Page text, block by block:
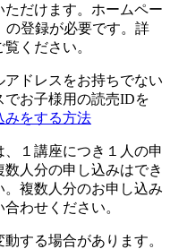
だけます。ホームペー
の登録が必要です。詳
覧ください。
ドレスをお持ちでない
お子様用の読売IDを
みをする方法
１講座につき１人の申
人分の申し込みはでき
複数人分のお申し込み
わせください。
する場合があります。